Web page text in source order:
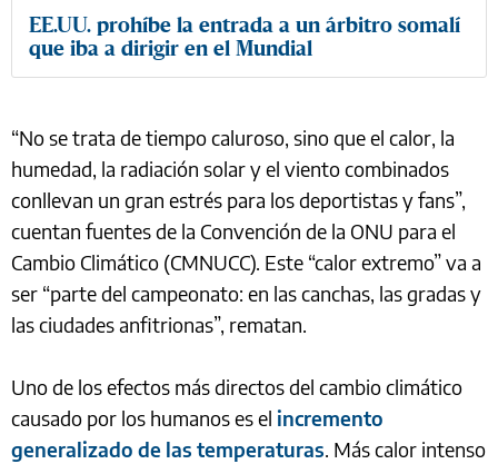
EE.UU. prohíbe la entrada a un árbitro somalí
que iba a dirigir en el Mundial
“No se trata de tiempo caluroso, sino que el calor, la
humedad, la radiación solar y el viento combinados
conllevan un gran estrés para los deportistas y fans”,
cuentan fuentes de la Convención de la ONU para el
Cambio Climático (CMNUCC). Este “calor extremo” va a
ser “parte del campeonato: en las canchas, las gradas y
las ciudades anfitrionas”, rematan.
Uno de los efectos más directos del cambio climático
causado por los humanos es el incremento
generalizado de las temperaturas. Más calor intenso